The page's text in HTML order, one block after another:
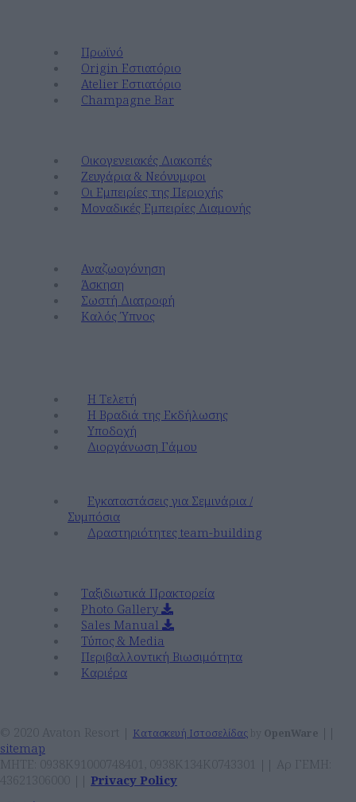
Πρωϊνό
Origin Εστιατόριο
Atelier Εστιατόριο
Champagne Bar
Οικογενειακές Διακοπές
Ζευγάρια & Νεόνυμφοι
Οι Εμπειρίες της Περιοχής
Μοναδικές Εμπειρίες Διαμονής
Αναζωογόνηση
Άσκηση
Σωστή Διατροφή
Καλός Ύπνος
Η Τελετή
Η Βραδιά της Εκδήλωσης
Υποδοχή
Διοργάνωση Γάμου
Εγκαταστάσεις για Σεμινάρια /
Συμπόσια
Δραστηριότητες team-building
Ταξιδιωτικά Πρακτορεία
Photo Gallery
Sales Manual
Τύπος & Media
Περιβαλλοντική Βιωσιμότητα
Καριέρα
© 2020 Avaton Resort | Κατασκευή Ιστοσελίδας by OpenWare ||
sitemap
ΜΗΤΕ: 0938Κ91000748401, 0938Κ134Κ0743301 || Αρ ΓΕΜΗ:
43621306000 || Privacy Policy